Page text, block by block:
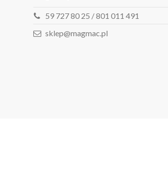
59 727 80 25 / 801 011 491
sklep@magmac.pl